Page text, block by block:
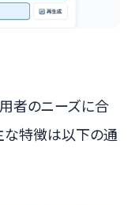
者のニーズに合
な特徴は以下の通